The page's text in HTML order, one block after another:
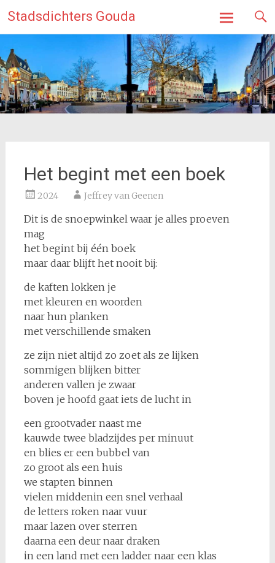
naar
de
inhoud
Stadsdichters Gouda
Het begint met een boek
2024 Jeffrey van Geenen
Dit is de snoepwinkel waar je alles proeven
mag
het begint bij één boek
maar daar blijft het nooit bij:
de kaften lokken je
met kleuren en woorden
naar hun planken
met verschillende smaken
ze zijn niet altijd zo zoet als ze lijken
sommigen blijken bitter
anderen vallen je zwaar
boven je hoofd gaat iets de lucht in
een grootvader naast me
kauwde twee bladzijdes per minuut
en blies er een bubbel van
zo groot als een huis
we stapten binnen
vielen middenin een snel verhaal
de letters roken naar vuur
maar lazen over sterren
daarna een deur naar draken
in een land met een ladder naar een klas